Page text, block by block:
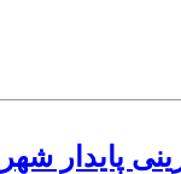
پایدار